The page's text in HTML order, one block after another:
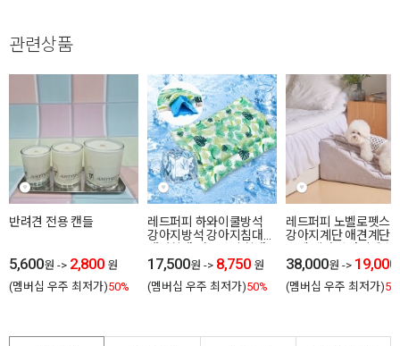
관련상품
반려견 전용 캔들
5,600원 -> 2,800 원
(멤버십 우주 최저가)50%
레드퍼피 하와이쿨방석
강아지방석 강아지침대
시원한 유모차방석
17,500원 -> 8,750 원
(멤버십 우주 최저가)50%
레드퍼피 노벨로펫스
강아지계단 애견계단
애견펫스텝 방석
38,000원 -> 19,000
(멤버십 우주 최저가)